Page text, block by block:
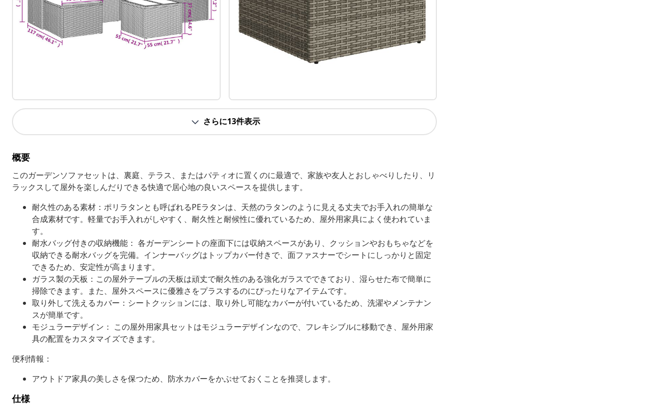
さらに13件表示
概要
このガーデンソファセットは、裏庭、テラス、またはパティオに置くのに最適で、家族や友人とおしゃべりしたり、リ
ラックスして屋外を楽しんだりできる快適で居心地の良いスペースを提供します。
耐久性のある素材：ポリラタンとも呼ばれるPEラタンは、天然のラタンのように見える丈夫でお手入れの簡単な
合成素材です。軽量でお手入れがしやすく、耐久性と耐候性に優れているため、屋外用家具によく使われていま
す。
耐水バッグ付きの収納機能： 各ガーデンシートの座面下には収納スペースがあり、クッションやおもちゃなどを
収納できる耐水バッグを完備。インナーバッグはトップカバー付きで、面ファスナーでシートにしっかりと固定
できるため、安定性が高まります。
ガラス製の天板：この屋外テーブルの天板は頑丈で耐久性のある強化ガラスでできており、湿らせた布で簡単に
掃除できます。また、屋外スペースに優雅さをプラスするのにぴったりなアイテムです。
取り外して洗えるカバー：シートクッションには、取り外し可能なカバーが付いているため、洗濯やメンテナン
スが簡単です。
モジュラーデザイン： この屋外用家具セットはモジュラーデザインなので、フレキシブルに移動でき、屋外用家
具の配置をカスタマイズできます。
便利情報：
アウトドア家具の美しさを保つため、防水カバーをかぶせておくことを推奨します。
仕様